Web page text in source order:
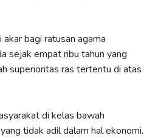
bagi ratusan agama
sejak empat ribu tahun yang
superioritas ras tertentu di atas
di kelas bawah
tidak adil dalam hal ekonomi.